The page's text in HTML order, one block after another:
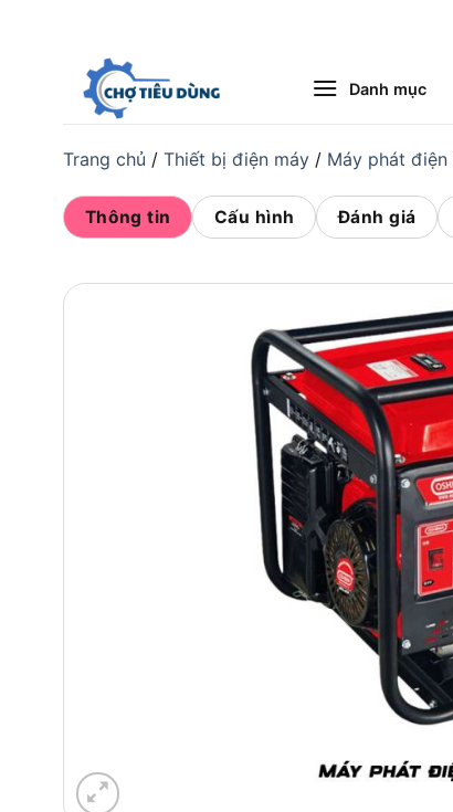
Danh mục
Trang chủ / Thiết bị điện máy / Máy phát điện
Thông tin Cấu hình Đánh giá